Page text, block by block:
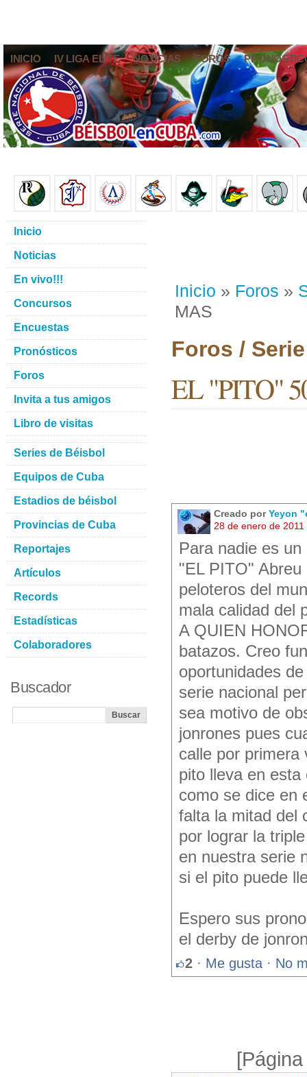
INICIO IV LIGA ELITE NOTICIAS FOROS
Inicio » Foros »
MAS
Foros /
EL "PITO"
Creado porYeyon
28 de enero de
Para nadie es
"EL PITO"
peloteros del
mala calidad del
A QUIEN
batazos. Creo
oportunidades
serie nacional
sea motivo de
jonrones pues
calle por primera
pito lleva en
como se dice en
falta la mitad del
por lograr la
en nuestra serie
si el pito puede
Espero sus
el derby de
2 · Me gusta · No
Inicio
Noticias
En vivo!!!
Concursos
Encuestas
Pronósticos
Foros
Invita a tus amigos
Libro de visitas
Series de Béisbol
Equipos de Cuba
Estadios de béisbol
Provincias de Cuba
Reportajes
Artículos
Records
Estadísticas
Colaboradores
Buscador